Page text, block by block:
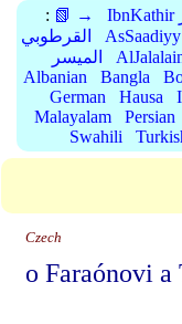
: 📗 →
القرطوبي
الميسر
Albanian
Bangla
German
Hausa
Malayalam
Persian
Swahili
Czech
o Faraónovi